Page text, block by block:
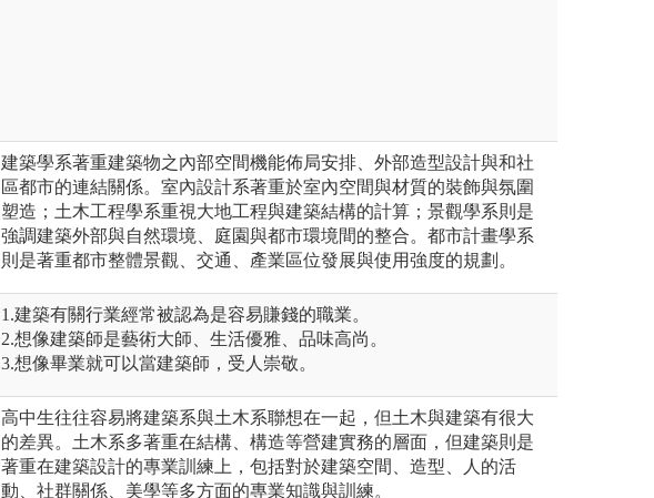
建築學系著重建築物之內部空間機能佈局安排、外部造型設計與和社
區都市的連結關係。室內設計系著重於室內空間與材質的裝飾與氛圍
塑造；土木工程學系重視大地工程與建築結構的計算；景觀學系則是
強調建築外部與自然環境、庭園與都市環境間的整合。都市計畫學系
則是著重都市整體景觀、交通、產業區位發展與使用強度的規劃。
1.建築有關行業經常被認為是容易賺錢的職業。
2.想像建築師是藝術大師、生活優雅、品味高尚。
3.想像畢業就可以當建築師，受人崇敬。
高中生往往容易將建築系與土木系聯想在一起，但土木與建築有很大
的差異。土木系多著重在結構、構造等營建實務的層面，但建築則是
著重在建築設計的專業訓練上，包括對於建築空間、造型、人的活
動、社群關係、美學等多方面的專業知識與訓練。